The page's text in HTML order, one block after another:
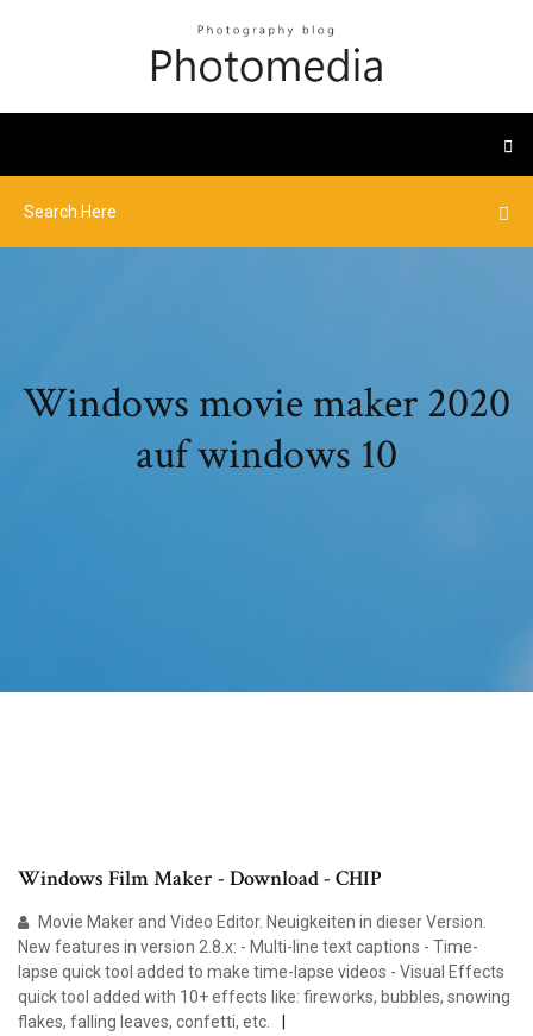
Windows movie maker 2020
auf windows 10
Windows Film Maker - Download - CHIP
Movie Maker and Video Editor. Neuigkeiten in dieser Version.
New features in version 2.8.x: - Multi-line text captions - Time-
lapse quick tool added to make time-lapse videos - Visual Effects
quick tool added with 10+ effects like: fireworks, bubbles, snowing
flakes, falling leaves, confetti, etc.